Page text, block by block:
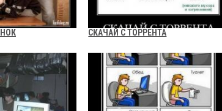
СКАЧАЙ С ТОРРЕНТА